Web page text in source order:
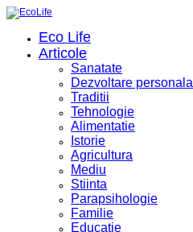
Eco Life
Articole
Sanatate
Dezvoltare personala
Traditii
Tehnologie
Alimentatie
Istorie
Agricultura
Mediu
Stiinta
Parapsihologie
Familie
Educatie